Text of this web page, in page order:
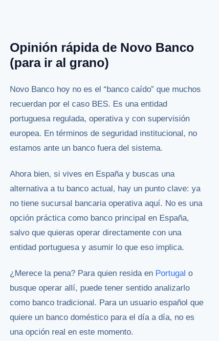
Opinión rápida de Novo Banco
(para ir al grano)
Novo Banco hoy no es el “banco caído” que muchos
recuerdan por el caso BES. Es una entidad
portuguesa regulada, operativa y con supervisión
europea. En términos de seguridad institucional, no
estamos ante un banco fuera del sistema.
Ahora bien, si vives en España y buscas una
alternativa a tu banco actual, hay un punto clave: ya
no tiene sucursal bancaria operativa aquí. No es una
opción práctica como banco principal en España,
salvo que quieras operar directamente con una
entidad portuguesa y asumir lo que eso implica.
¿Merece la pena? Para quien resida en Portugal o
busque operar allí, puede tener sentido analizarlo
como banco tradicional. Para un usuario español que
quiere un banco doméstico para el día a día, no es
una opción real en este momento.